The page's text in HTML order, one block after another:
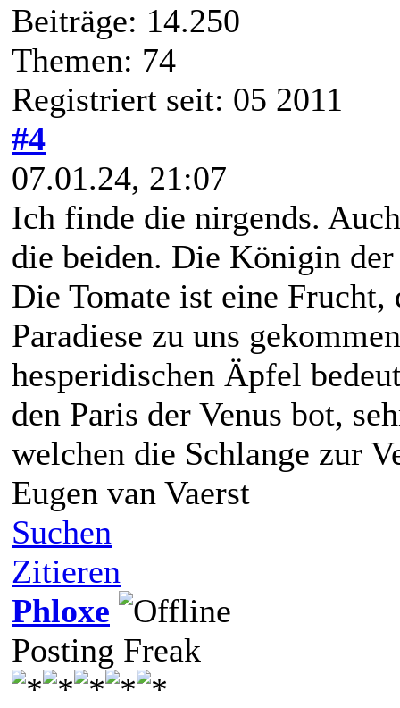
Beiträge: 14.250
Themen: 74
Registriert seit: 05 2011
#4
07.01.24, 21:07
Ich finde die nirgends.
die beiden. Die Königin
Die Tomate ist eine
Paradiese zu uns
hesperidischen Äpfel
den Paris der Venus bot,
welchen die Schlange zur
Eugen van Vaerst
Suchen
Zitieren
Phloxe
Posting Freak